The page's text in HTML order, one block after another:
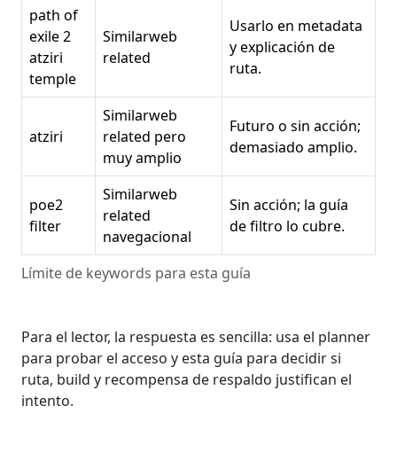
Límite de keywords para esta guía
path of
exile 2
atziri
temple
Similarweb
related
Usarlo en metadata
y explicación de
ruta.
atziri
Similarweb
related pero
muy amplio
Futuro o sin acción;
demasiado amplio.
poe2
filter
Similarweb
related
navegacional
Sin acción; la guía
de filtro lo cubre.
Para el lector, la respuesta es sencilla: usa el planner
para probar el acceso y esta guía para decidir si
ruta, build y recompensa de respaldo justifican el
intento.